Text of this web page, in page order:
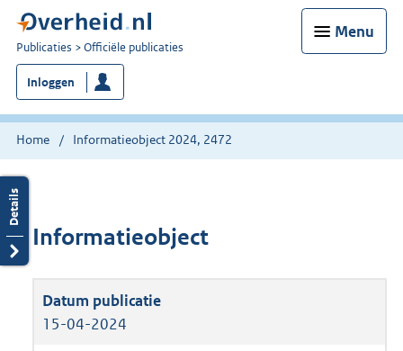
Menu
U
bent
nu
hier:
Publicaties Officiële publicaties
Inloggen
Home Informatieobject 2024, 2472
Informatieobject
15-04-2024